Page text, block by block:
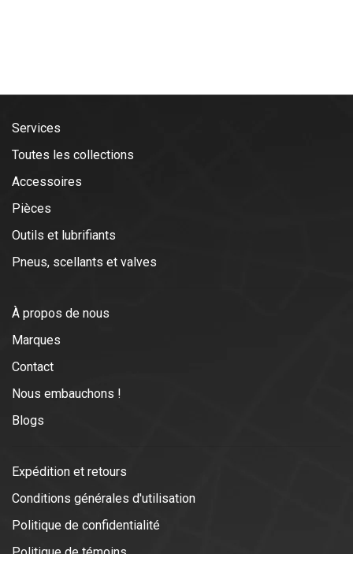
Services
Toutes les collections
Accessoires
Pièces
Outils et lubrifiants
Pneus, scellants et valves
À propos de nous
Marques
Contact
Nous embauchons !
Blogs
Expédition et retours
Conditions générales d'utilisation
Politique de confidentialité
Politique de témoins